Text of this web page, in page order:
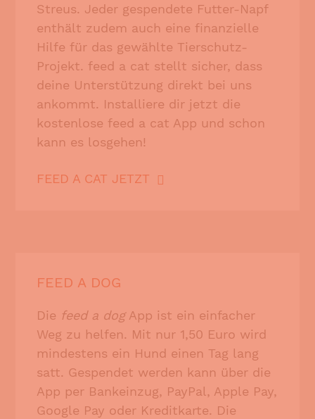
Streus. Jeder gespendete Futter-Napf
enthält zudem auch eine finanzielle
Hilfe für das gewählte Tierschutz-
Projekt. feed a cat stellt sicher, dass
deine Unterstützung direkt bei uns
ankommt. Installiere dir jetzt die
kostenlose feed a cat App und schon
kann es losgehen!
FEED A CAT JETZT
FEED A DOG
Die feed a dogApp ist ein einfacher
Weg zu helfen. Mit nur 1,50 Euro wird
mindestens ein Hund einen Tag lang
satt. Gespendet werden kann über die
App per Bankeinzug, PayPal, Apple Pay,
Google Pay oder Kreditkarte. Die